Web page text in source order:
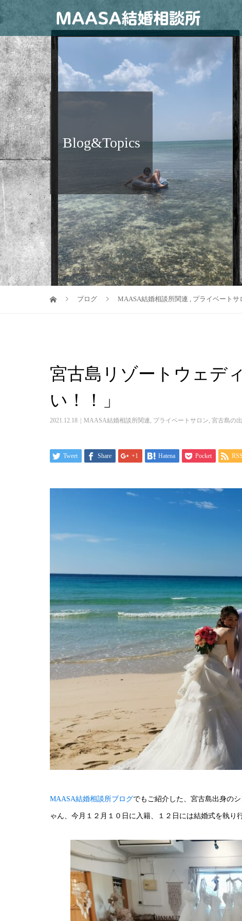
Blog&Topics
ブログ MAASA結婚相談所関連 , プライベートサ
宮古島リゾートウェデ
い！！」
2021.12.18 MAASA結婚相談所関連, プライベートサロン, 宮古島の
Tweet Share +1 Hatena Pocket RSS
MAASA結婚相談所ブログでもご紹介した、宮古島出身の
ゃん、今月１２月１０日に入籍、１２日には結婚式を執り